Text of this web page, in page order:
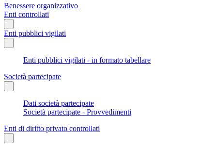
Benessere organizzativo
Enti controllati
Enti pubblici vigilati
Enti pubblici vigilati - in formato tabellare
Società partecipate
Dati società partecipate
Società partecipate - Provvedimenti
Enti di diritto privato controllati